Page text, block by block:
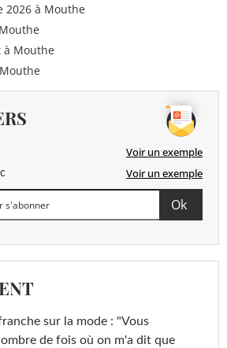
2026 à Mouthe
à Mouthe
Voir un exemple
Voir un exemple
sur la mode : "Vous
de fois où on m'a dit que